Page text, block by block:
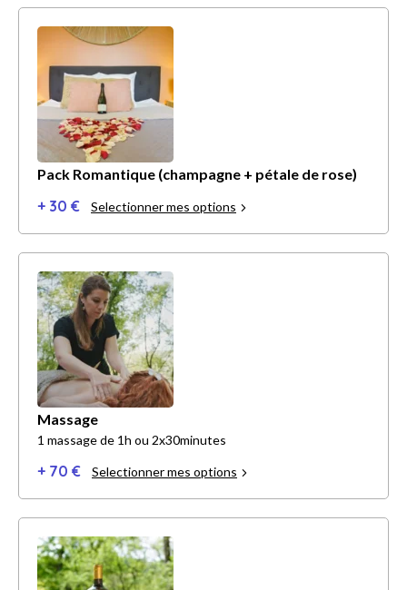
Pack Romantique (champagne + pétale de rose)
+ 30 € Selectionner mes options
Massage
1 massage de 1h ou 2x30minutes
+ 70 € Selectionner mes options